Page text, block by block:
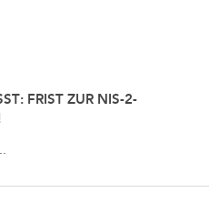
FRIST ZUR NIS-2-